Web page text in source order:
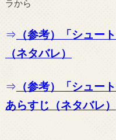
ラから
⇒ （参考）「シュー
（ネタバレ）
⇒ （参考）「シュ
あらすじ（ネタバレ）